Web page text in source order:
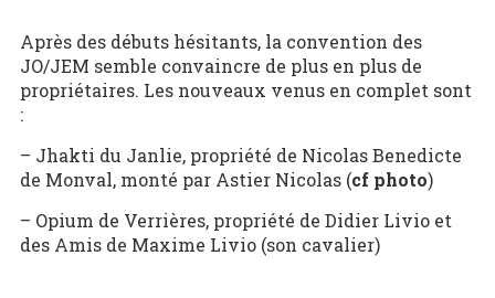
Après des débuts hésitants, la convention des
JO/JEM semble convaincre de plus en plus de
propriétaires. Les nouveaux venus en complet sont
:
– Jhakti du Janlie, propriété de Nicolas Benedicte
de Monval, monté par Astier Nicolas (cf photo)
– Opium de Verrières, propriété de Didier Livio et
des Amis de Maxime Livio (son cavalier)